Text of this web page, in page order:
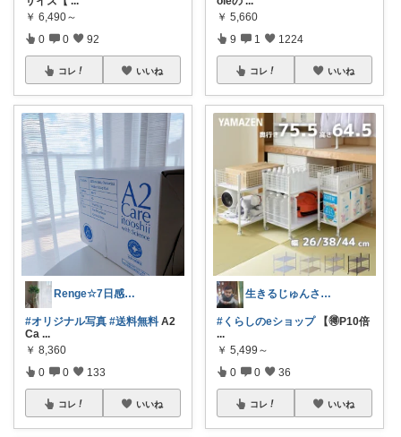
￥ 6,490～
0 0 92
コレ いいね
Renge☆7日感謝♡ゆっくりです
#オリジナル写真 #送料無料 A2
Ca ...
￥ 8,360
0 0 133
コレ いいね
￥ 5,660
9 1 1224
コレ いいね
生きるじゅんさん、フォロワー様より買う
#くらしのeショップ【🉐P10倍
...
￥ 5,499～
0 0 36
コレ いいね